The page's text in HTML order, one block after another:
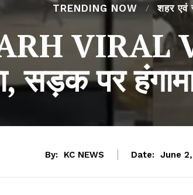
TRENDING NOW शहर एवं
VIRAL
सड़क पर
By: KC NEWS Date: June